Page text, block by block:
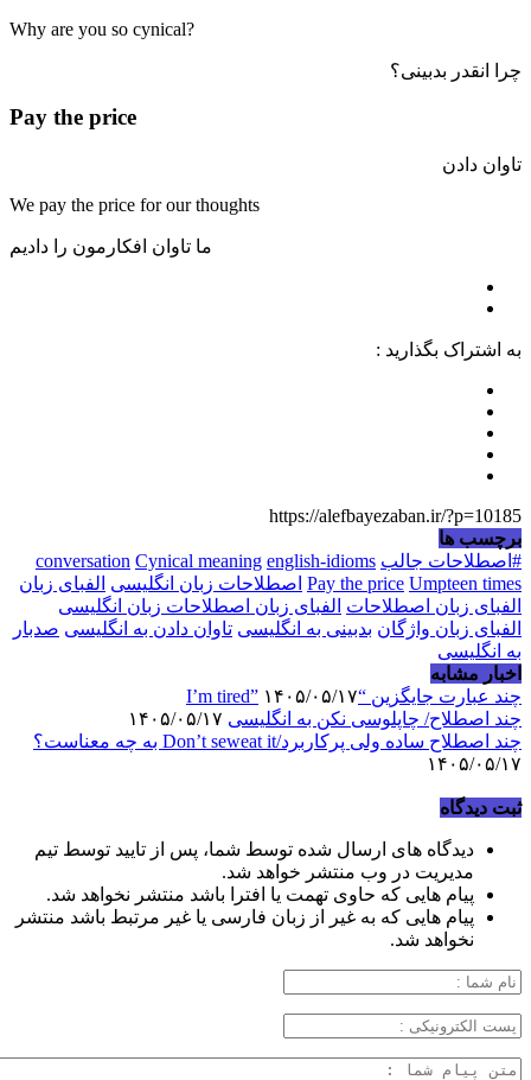
?Why are you so cynical
چرا انقدر بدبینی؟
Pay the price
تاوان دادن
We pay the price for our thoughts
ما تاوان افکارمون را دادیم
به اشتراک بگذارید :
https://alefbayezaban.ir/?p=10185
برچسب ها
#اصطلاحات جالب
conversation Cynical meaning english-idioms
Pay the price Umpteen times اصطلاحات زبان انگلیسی الفبای زبان
الفبای زبان اصطلاحات الفبای زبان اصطلاحات زبان انگلیسی
الفبای زبان واژگان بدبینی به انگلیسی تاوان دادن به انگلیسی صدبار
به انگلیسی
اخبار مشابه
چند عبارت جایگزین “I’m tired”۱۴۰۵/۰۵/۱۷
چند اصطلاح/ چاپلوسی نکن به انگلیسی
چند اصطلاح ساده ولی پرکاربرد/Don’t seweat it به چه معناست؟
۱۴۰۵/۰۵/۱۷
ثبت دیدگاه
دیدگاه های ارسال شده توسط شما، پس از تایید توسط تیم
مدیریت در وب منتشر خواهد شد.
پیام هایی که حاوی تهمت یا افترا باشد منتشر نخواهد شد.
پیام هایی که به غیر از زبان فارسی یا غیر مرتبط باشد منتشر
نخواهد شد.